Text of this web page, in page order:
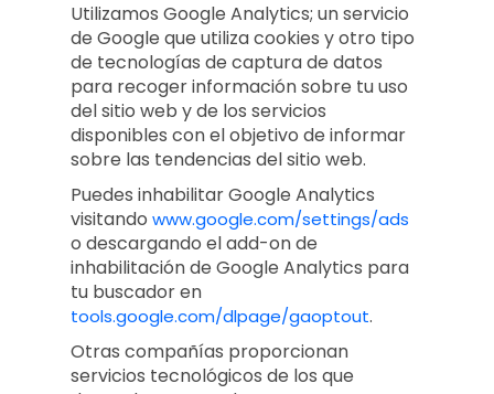
Utilizamos Google Analytics; un servicio
de Google que utiliza cookies y otro tipo
de tecnologías de captura de datos
para recoger información sobre tu uso
del sitio web y de los servicios
disponibles con el objetivo de informar
sobre las tendencias del sitio web.
Puedes inhabilitar Google Analytics
visitando www.google.com/settings/ads
o descargando el add-on de
inhabilitación de Google Analytics para
tu buscador en
tools.google.com/dlpage/gaoptout.
Otras compañías proporcionan
servicios tecnológicos de los que